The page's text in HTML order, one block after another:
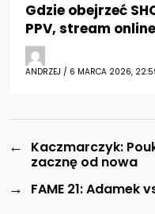
Gdzie obejrzeć
PPV, stream online
ANDRZEJ / 6 MARCA 2026,
←
Kaczmarczyk:
zacznę od nowa
→ FAME 21: Adamek